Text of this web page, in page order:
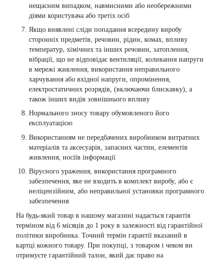
нещасним випадком, навмисними або необережними
діями користувача або третіх осіб
Якщо виявлені сліди попадання всередину виробу
сторонніх предметів, речовин, рідин, комах, впливу
температур, хімічних та інших речовин, затоплення,
вібрації, що не відповідає вентиляції, коливання напруги
в мережі живлення, використання неправильного
харчування або вхідної напруги, опромінення,
електростатичних розрядів, (включаючи блискавку), а
також інших видів зовнішнього впливу
Нормального зносу товару обумовленого його
експлуатацією
Використанням не передбачених виробником витратних
матеріалів та аксесуарів, запасних частин, елементів
живлення, носіїв інформації
Вірусного ураження, використання програмного
забезпечення, яке не входить в комплект виробу, або є
неліцензійним, або неправильної установки програмного
забезпечення
На будь-який товар в нашому магазині надається гарантія
терміном від 6 місяців до 1 року в залежності від гарантійної
політики виробника. Точний термін гарантії вказаний в
картці кожного товару. При покупці, з товаром і чеком ви
отримуєте гарантійний талон, який дає право на